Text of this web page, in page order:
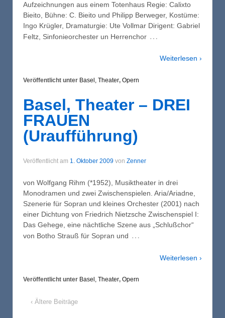
Aufzeichnungen aus einem Totenhaus Regie: Calixto
Bieito, Bühne: C. Bieito und Philipp Berweger, Kostüme:
Ingo Krügler, Dramaturgie: Ute Vollmar Dirigent: Gabriel
Feltz, Sinfonieorchester un Herrenchor …
Weiterlesen ›
Veröffentlicht unter Basel, Theater, Opern
Basel, Theater – DREI
FRAUEN
(Uraufführung)
Veröffentlicht am 1. Oktober 2009 von Zenner
von Wolfgang Rihm (*1952), Musiktheater in drei
Monodramen und zwei Zwischenspielen. Aria/Ariadne,
Szenerie für Sopran und kleines Orchester (2001) nach
einer Dichtung von Friedrich Nietzsche Zwischenspiel I:
Das Gehege, eine nächtliche Szene aus „Schlußchor“
von Botho Strauß für Sopran und …
Weiterlesen ›
Veröffentlicht unter Basel, Theater, Opern
‹ Ältere Beiträge